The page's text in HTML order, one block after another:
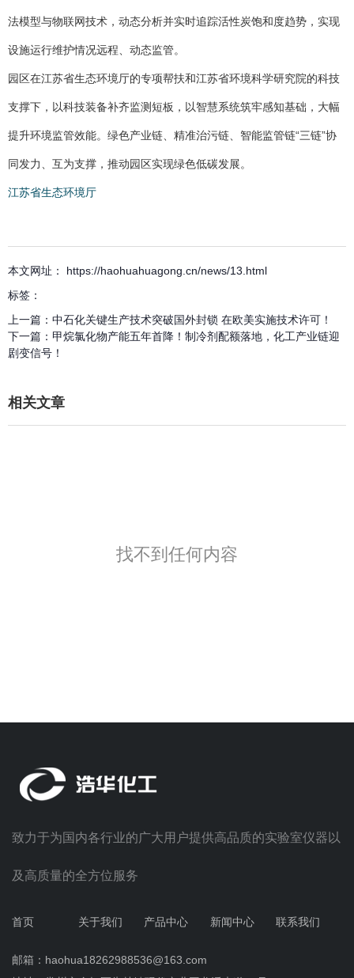
法模型与物联网技术，动态分析并实时追踪活性炭饱和度趋势，实现
设施运行维护情况远程、动态监管。
园区在江苏省生态环境厅的专项帮扶和江苏省环境科学研究院的科技
支撑下，以科技装备补齐监测短板，以智慧系统筑牢感知基础，大幅
提升环境监管效能。绿色产业链、精准治污链、智能监管链“三链”协
同发力、互为支撑，推动园区实现绿色低碳发展。
江苏省生态环境厅
本文网址： https://haohuahuagong.cn/news/13.html
标签：
上一篇： 中石化关键生产技术突破国外封锁 在欧美实施技术许可！
下一篇： 甲烷氯化物产能五年首降！制冷剂配额落地，化工产业链迎
剧变信号！
相关文章
找不到任何内容
致力于为国内各行业的广大用户提供高品质的实验室仪器以
及高质量的全方位服务
首页 关于我们 产品中心 新闻中心 联系我们
邮箱：haohua18262988536@163.com